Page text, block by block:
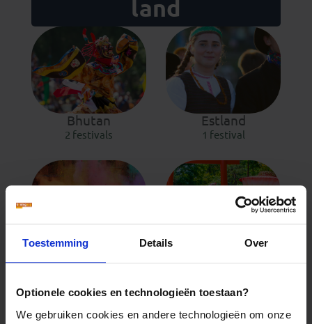
Toestemming Details Over
Optionele cookies en technologieën toestaan?
We gebruiken cookies en andere technologieën om onze
land
Bhutan
2 festivals
Estland
1 festival